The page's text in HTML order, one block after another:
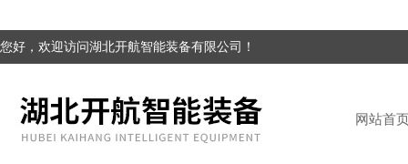
您好，欢迎访问湖北开航智能装备有限公司！
网站首